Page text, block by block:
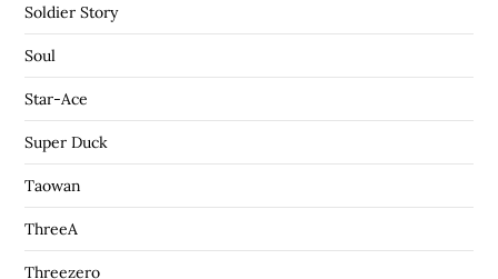
Soldier Story
Soul
Star-Ace
Super Duck
Taowan
ThreeA
Threezero